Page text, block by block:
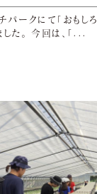
ークにて「おもし
た。 今回は、「...